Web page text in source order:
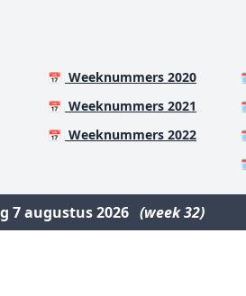
📅 Weeknummers 2020
📅 Weeknummers 2021
📅 Weeknummers 2022
7 augustus 2026 (week 32)